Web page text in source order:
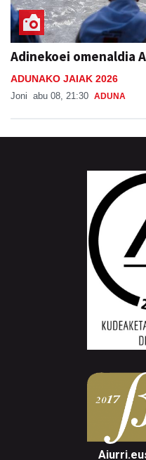
Adinekoei omenaldia
ADUNAKO JAIAK 2026
Joni abu 08, 21:30 ADUNA